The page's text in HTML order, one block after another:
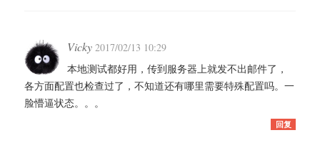
Vicky 2017/02/13 10:29
本地测试都好用，传到服务器上就发不出邮件了，
各方面配置也检查过了，不知道还有哪里需要特殊配置吗。一
脸懵逼状态。。。
回复